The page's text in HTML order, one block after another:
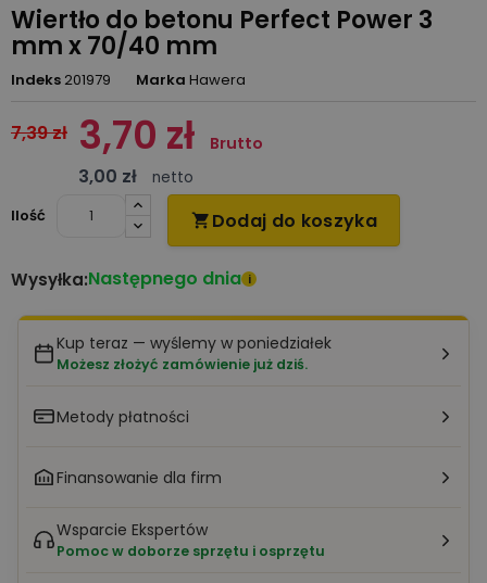
Wiertło do betonu Perfect Power 3
mm x 70/40 mm
Indeks 201979 Marka Hawera
7,39 zł 3,70 zł Brutto
3,00 zł
netto
Ilość
 Dodaj do koszyka
Wysyłka:Następnego dnia i
Kup teraz — wyślemy w poniedziałek
Możesz złożyć zamówienie już dziś.
Metody płatności
Finansowanie dla firm
Wsparcie Ekspertów
Pomoc w doborze sprzętu i osprzętu